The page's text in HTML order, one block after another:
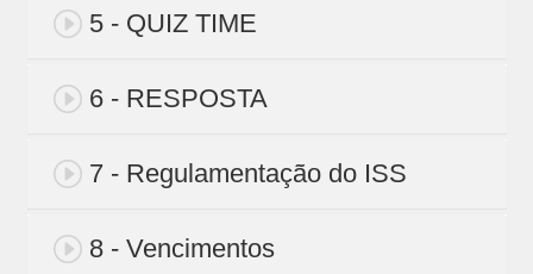
5 - QUIZ TIME
6 - RESPOSTA
7 - Regulamentação do ISS
8 - Vencimentos